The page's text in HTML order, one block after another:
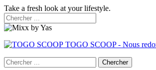
Take a fresh look at your lifestyle.
TOGO SCOOP - Nous